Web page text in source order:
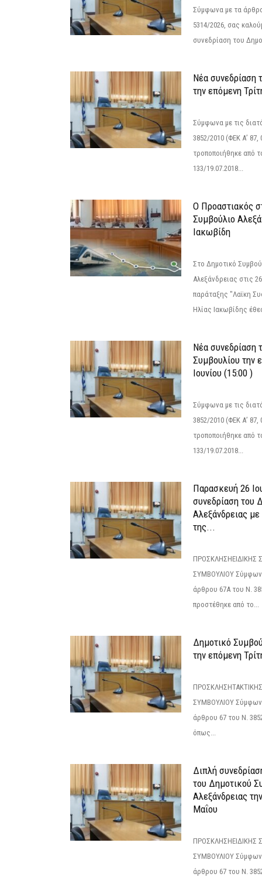
Σύμφωνα με τα
5314/2026, σας
συνεδρίαση του
Νέα συνεδρίαση
την επόμενη
Σύμφωνα με τις
3852/2010 (ΦΕΚ Α’ 87,
τροποποιήθηκε από
133/19.07.2018...
Ο Προαστιακός
Συμβούλιο
Ιακωβίδη
Στο Δημοτικό
Αλεξάνδρειας στις
παράταξης "Λαϊκη
Ηλίας Ιακωβίδης
Νέα συνεδρίαση
Συμβουλίου την
Ιουνίου (15:00 )
Σύμφωνα με τις
3852/2010 (ΦΕΚ Α’ 87,
τροποποιήθηκε από
133/19.07.2018...
Παρασκευή 26
συνεδρίαση του
Αλεξάνδρειας
της...
ΠΡΟΣΚΛΗΣΗΕΙΔΙΚΗΣ
ΣΥΜΒΟΥΛΙΟΥ
άρθρου 67Α του Ν.
προστέθηκε από το...
Δημοτικό
την επόμενη
ΣΥΜΒΟΥΛΙΟΥ
άρθρου 67 του Ν.
όπως...
Διπλή
του Δημοτικού
Αλεξάνδρειας
Μαΐου
ΠΡΟΣΚΛΗΣΗΕΙΔΙΚΗΣ
ΣΥΜΒΟΥΛΙΟΥ
άρθρου 67 του Ν.